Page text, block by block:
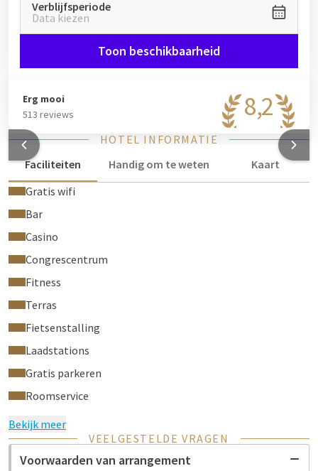
Verblijfsperiode
Data kiezen
Toon beschikbaarheid
8,2
Erg mooi
513 reviews
HOTEL INFORMATIE
Faciliteiten
Handig om te weten
Kaart
Gratis wifi
Bar
Casino
Congrescentrum
Fitness
Terras
Fietsenstalling
Laadstations
Gratis parkeren
Roomservice
Bekijk meer
VEELGESTELDE VRAGEN
Voorwaarden van arrangement